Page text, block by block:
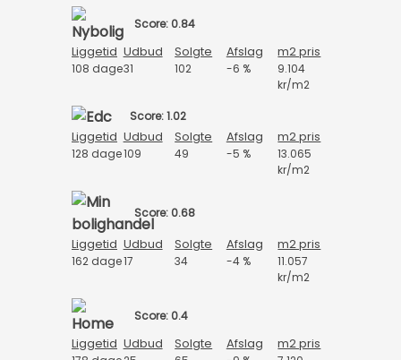
Score: 0.84
Liggetid Udbud Solgte Afslag m2 pris
108 dage31 102 -6 %
9.104
kr/m2
Score: 1.02
Liggetid Udbud Solgte Afslag m2 pris
128 dage109 49 -5 %
13.065
kr/m2
Score: 0.68
Liggetid Udbud Solgte Afslag m2 pris
162 dage17 34 -4 %
11.057
kr/m2
Score: 0.4
Liggetid Udbud Solgte Afslag m2 pris